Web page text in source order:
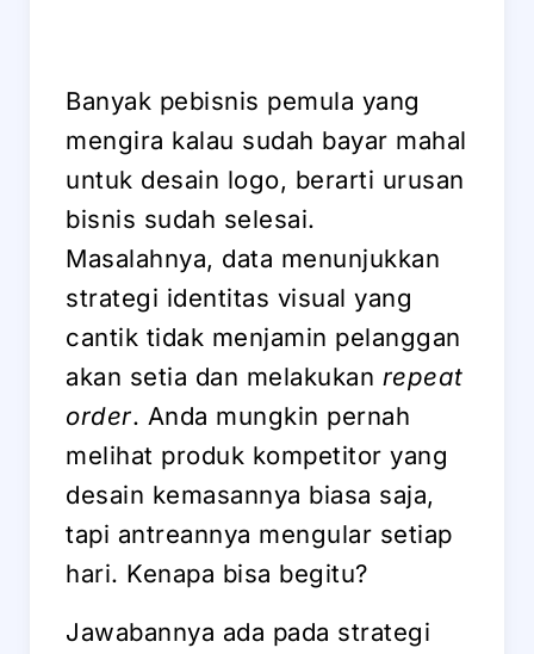
Banyak pebisnis pemula yang
mengira kalau sudah bayar mahal
untuk desain logo, berarti urusan
bisnis sudah selesai.
Masalahnya, data menunjukkan
strategi identitas visual yang
cantik tidak menjamin pelanggan
akan setia dan melakukan repeat
order. Anda mungkin pernah
melihat produk kompetitor yang
desain kemasannya biasa saja,
tapi antreannya mengular setiap
hari. Kenapa bisa begitu?
Jawabannya ada pada strategi